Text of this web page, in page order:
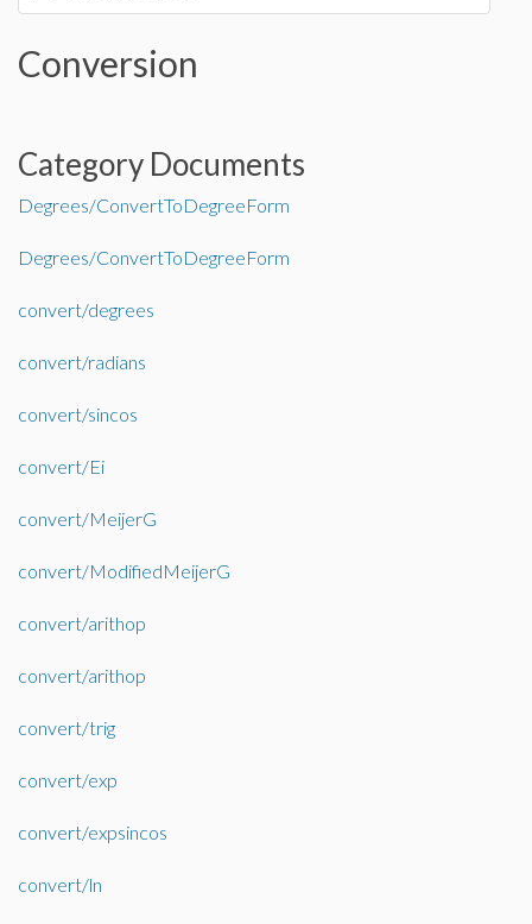
Conversion
Category Documents
Degrees/ConvertToDegreeForm
Degrees/ConvertToDegreeForm
convert/degrees
convert/radians
convert/sincos
convert/Ei
convert/MeijerG
convert/ModifiedMeijerG
convert/arithop
convert/arithop
convert/trig
convert/exp
convert/expsincos
convert/ln